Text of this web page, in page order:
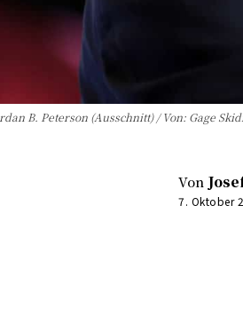
B. Peterson (Ausschnitt) / Von: Gage
Von
7. Oktober